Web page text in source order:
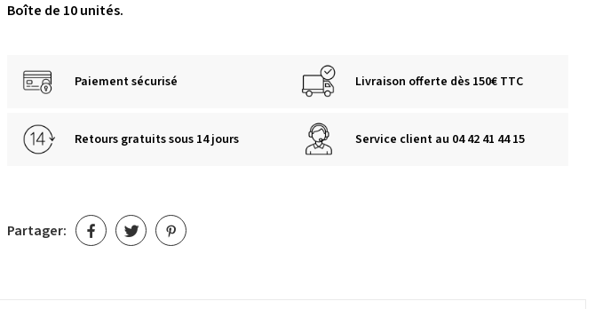
Boîte de 10 unités.
Paiement sécurisé Livraison offerte dès 150€ TTC
Retours gratuits sous 14 jours Service client au 04 42 41 44 15
Partager: